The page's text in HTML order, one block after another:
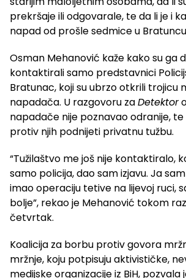
prekršaje ili odgovarale, te da li je i
napad od prošle sedmice u
Osman Mehanović kaže kako su ga
kontaktirali samo predstavnici
Bratunac, koji su ubrzo otkrili trojicu
napadača. U razgovoru zaDetektor
napadače nije poznavao odranije,
protiv njih podnijeti privatnu tužbu.
“Tužilaštvo me još nije kontaktiralo,
samo policija, dao sam izjavu. Ja
imao operaciju tetive na lijevoj ruci,
bolje”, rekao je Mehanović tokom
četvrtak.
Koalicija za borbu protiv govora
mržnje, koju potpisuju aktivističke,
medijske organizacije iz BiH, pozvala